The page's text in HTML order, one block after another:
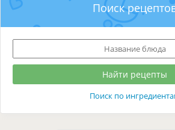
Поиск
Поиск по